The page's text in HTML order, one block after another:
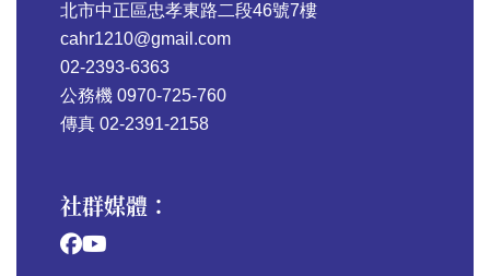
北市中正區忠孝東路二段46號7樓
cahr1210@gmail.com
02-2393-6363
公務機 0970-725-760
傳真 02-2391-2158
社群媒體：